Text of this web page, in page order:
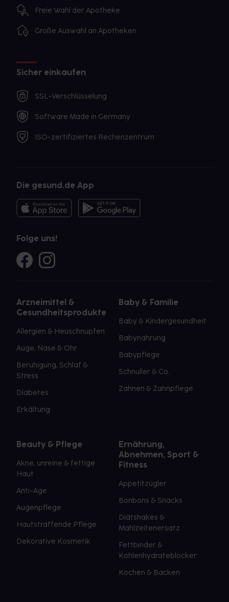
Freie Wahl der Apotheke
Große Auswahl an Apotheken
Sicher einkaufen
SSL-Verschlüsselung
Software Made in Germany
ISO-zertifiziertes Rechenzentrum
Die gesund.de App
Folge uns!
Arzneimittel &
Gesundheitsprodukte
Allergien & Heuschnupfen
Auge, Nase & Ohr
Beruhigung, Schlaf &
Stress
Diabetes
Erkältung
Baby & Familie
Baby & Kindergesundheit
Babynahrung
Babypflege
Schnuller & Co.
Zahnen & Zahnpflege
Beauty & Pflege
Akne, unreine & fettige
Haut
Anti-Age
Augenpflege
Hautstraffende Pflege
Dekorative Kosmetik
Ernährung,
Abnehmen, Sport &
Fitness
Appetitzügler
Bonbons & Snacks
Diätshakes &
Mahlzeitenersatz
Fettbinder &
Kohlenhydrateblocker
Kochen & Backen